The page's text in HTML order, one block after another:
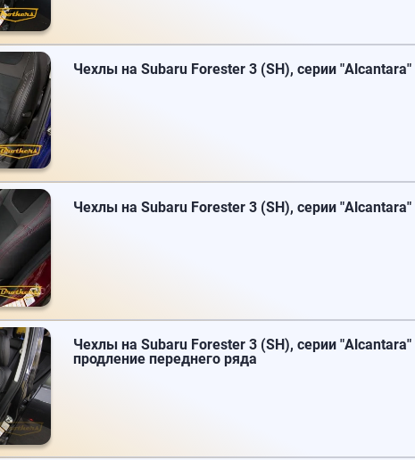
Чехлы на Subaru Forester 3 (SH), серии "Alcantara"
Чехлы на Subaru Forester 3 (SH), серии "Alcantara"
Чехлы на Subaru Forester 3 (SH), серии "Alcantara"
продление переднего ряда